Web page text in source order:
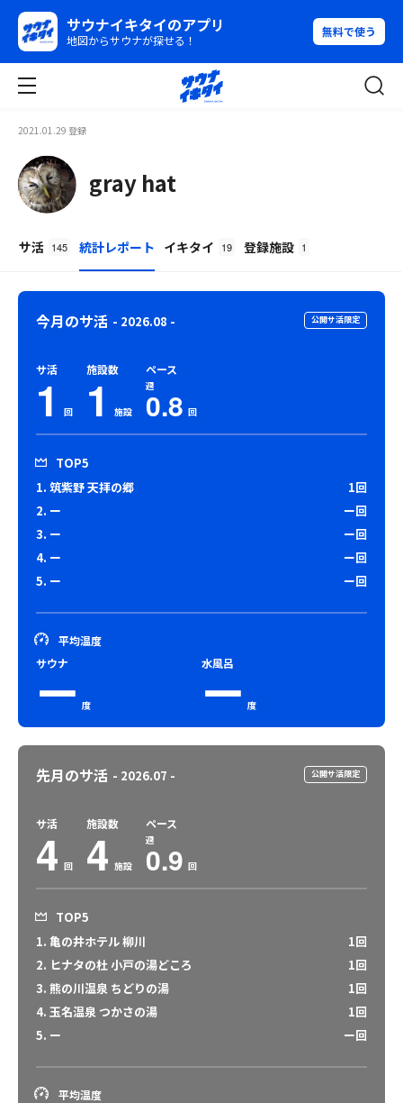
サウナイキタイのアプリ
地図からサウナが探せる！
無料で使う
2021.01.29 登録
gray hat
サ活 145 統計レポート イキタイ 19 登録施設 1
今月のサ活 - 2026.08 - 公開サ活限定
サ活
1 回
施設数
1 施設
ペース
週
0.8 回
TOP5
1. 筑紫野 天拝の郷
1回
2. ー
ー回
3. ー
ー回
4. ー
ー回
5. ー
ー回
平均温度
サウナ
ー 度
水風呂
ー 度
先月のサ活 - 2026.07 - 公開サ活限定
サ活
4 回
施設数
4 施設
ペース
週
0.9 回
TOP5
1. 亀の井ホテル 柳川
1回
2. ヒナタの杜 小戸の湯どころ
1回
3. 熊の川温泉 ちどりの湯
1回
4. 玉名温泉 つかさの湯
1回
5. ー
ー回
平均温度